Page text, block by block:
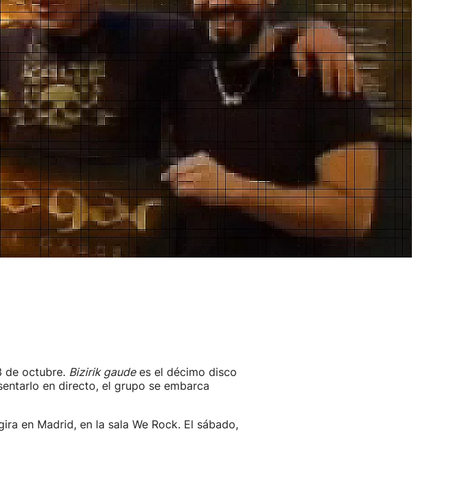
de octubre. Bizirik gaudees el décimo disco
en directo, el grupo se embarca
en Madrid, en la sala We Rock. El sábado,